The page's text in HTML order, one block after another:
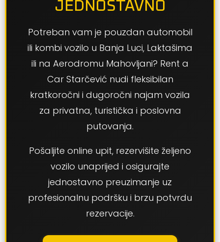
JEDNOSTAVNO
Potreban vam je pouzdan automobil
ili kombi vozilo u Banja Luci, Laktašima
ili na Aerodromu Mahovljani? Rent a
Car Starčević nudi fleksibilan
kratkoročni i dugoročni najam vozila
za privatna, turistička i poslovna
putovanja.
Pošaljite online upit, rezervišite željeno
vozilo unaprijed i osigurajte
jednostavno preuzimanje uz
profesionalnu podršku i brzu potvrdu
rezervacije.